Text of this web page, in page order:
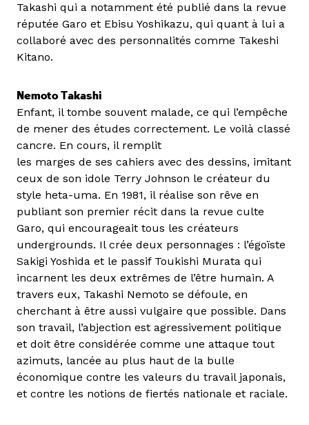
Takashi qui a notamment été publié dans la revue
réputée Garo et Ebisu Yoshikazu, qui quant à lui a
collaboré avec des personnalités comme Takeshi
Kitano.
Nemoto Takashi
Enfant, il tombe souvent malade, ce qui l’empêche
de mener des études correctement. Le voilà classé
cancre. En cours, il remplit
les marges de ses cahiers avec des dessins, imitant
ceux de son idole Terry Johnson le créateur du
style heta-uma. En 1981, il réalise son rêve en
publiant son premier récit dans la revue culte
Garo, qui encourageait tous les créateurs
undergrounds. Il crée deux personnages : l’égoïste
Sakigi Yoshida et le passif Toukishi Murata qui
incarnent les deux extrêmes de l’être humain. A
travers eux, Takashi Nemoto se défoule, en
cherchant à être aussi vulgaire que possible. Dans
son travail, l’abjection est agressivement politique
et doit être considérée comme une attaque tout
azimuts, lancée au plus haut de la bulle
économique contre les valeurs du travail japonais,
et contre les notions de fiertés nationale et raciale.